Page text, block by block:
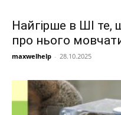
Найгірше в ШІ
про нього
maxwelhelp - 28.10.2025